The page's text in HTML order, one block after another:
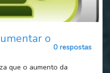
o
0 respostas
que o aumento da